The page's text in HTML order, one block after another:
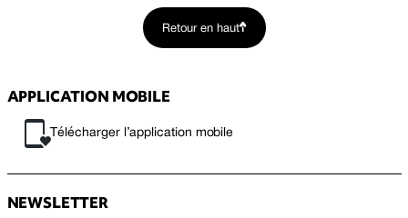
Retour en haut
APPLICATION MOBILE
Télécharger l’application mobile
NEWSLETTER